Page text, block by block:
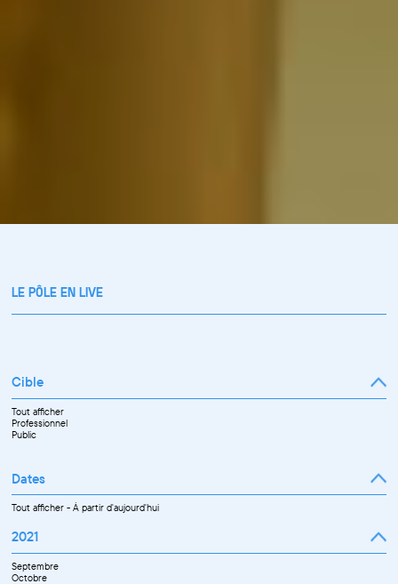
LE PÔLE EN LIVE
Cible
Tout afficher
Professionnel
Public
Dates
Tout afficher-À partir d'aujourd'hui
2021
Septembre
Octobre